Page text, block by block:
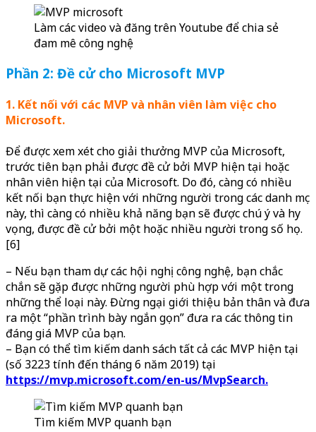
Làm các video và đăng trên Youtube để chia sẻ
đam mê công nghệ
Phần 2: Đề cử cho Microsoft MVP
1. Kết nối với các MVP và nhân viên làm việc cho
Microsoft.
Để được xem xét cho giải thưởng MVP của Microsoft,
trước tiên bạn phải được đề cử bởi MVP hiện tại hoặc
nhân viên hiện tại của Microsoft. Do đó, càng có nhiều
kết nối bạn thực hiện với những người trong các danh mục
này, thì càng có nhiều khả năng bạn sẽ được chú ý và hy
vọng, được đề cử bởi một hoặc nhiều người trong số họ.
[6]
– Nếu bạn tham dự các hội nghị công nghệ, bạn chắc
chắn sẽ gặp được những người phù hợp với một trong
những thể loại này. Đừng ngại giới thiệu bản thân và đưa
ra một “phần trình bày ngắn gọn” đưa ra các thông tin
đáng giá MVP của bạn.
– Bạn có thể tìm kiếm danh sách tất cả các MVP hiện tại
(số 3223 tính đến tháng 6 năm 2019) tại
https://mvp.microsoft.com/en-us/MvpSearch.
Tìm kiếm MVP quanh bạn